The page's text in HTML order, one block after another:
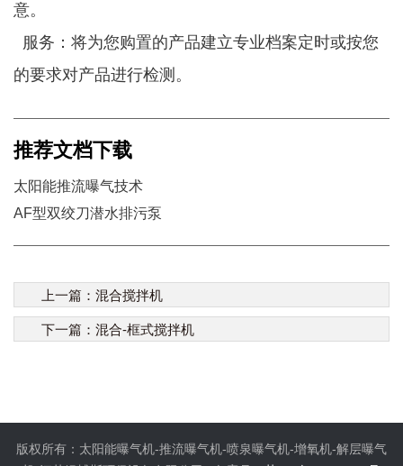
意。
服务：将为您购置的产品建立专业档案定时或按您
的要求对产品进行检测。
推荐文档下载
太阳能推流曝气技术
AF型双绞刀潜水排污泵
上一篇： 混合搅拌机
下一篇： 混合-框式搅拌机
版权所有：太阳能曝气机-推流曝气机-喷泉曝气机-增氧机-解层曝气